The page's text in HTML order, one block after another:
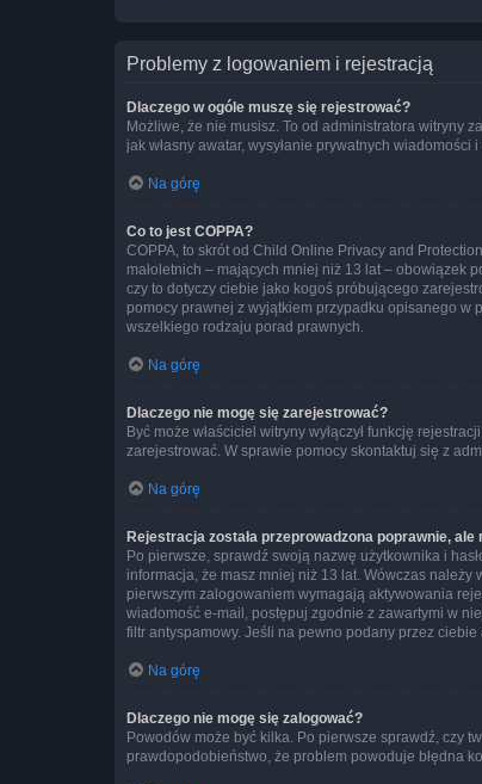
Problemy z logowaniem i rejestracją
Dlaczego w ogóle muszę się rejestrować?
Możliwe, że nie musisz. To od administratora witryny
jak własny awatar, wysyłanie prywatnych
Na górę
Co to jest COPPA?
COPPA, to skrót od Child Online Privacy and
małoletnich – mających mniej niż 13 lat – obowiązek
czy to dotyczy ciebie jako kogoś próbującego
pomocy prawnej z wyjątkiem przypadku opisanego w
wszelkiego rodzaju porad prawnych.
Na górę
Dlaczego nie mogę się zarejestrować?
Być może właściciel witryny wyłączył funkcję
zarejestrować. W sprawie pomocy skontaktuj się z
Na górę
Rejestracja została przeprowadzona poprawnie, ale
Po pierwsze, sprawdź swoją nazwę użytkownika i
informacja, że masz mniej niż 13 lat. Wówczas należy
pierwszym zalogowaniem wymagają aktywowania
wiadomość e-mail, postępuj zgodnie z zawartymi w
filtr antyspamowy. Jeśli na pewno podany przez
Na górę
Dlaczego nie mogę się zalogować?
Powodów może być kilka. Po pierwsze sprawdź, czy
prawdopodobieństwo, że problem powoduje błędna